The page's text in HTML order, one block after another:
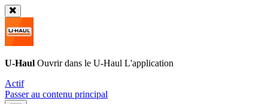
U-Haul Ouvrir dans le U-Haul L'application
Actif
Passer au contenu principal